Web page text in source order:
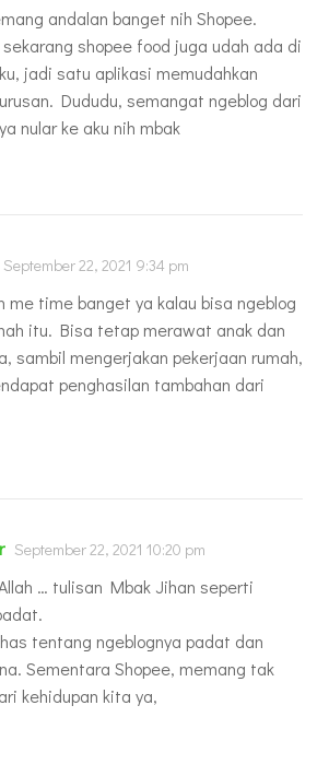
andalan banget nih Shopee.
shopee food juga udah ada di
jadi satu aplikasi memudahkan
Dududu, semangat ngeblog dari
nular ke aku nih mbak
September 22, 2021 9:34 pm
me time banget ya kalau bisa ngeblog
itu. Bisa tetap merawat anak dan
sambil mengerjakan pekerjaan rumah,
penghasilan tambahan dari
September 22, 2021 10:20 pm
… tulisan Mbak Jihan seperti
tentang ngeblognya padat dan
Sementara Shopee, memang tak
kehidupan kita ya,